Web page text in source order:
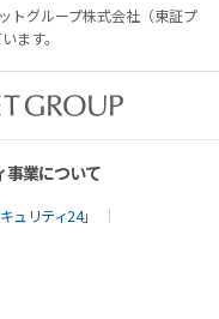
トグループ株式会社（東証プ
ます。
事業について
ュリティ24」